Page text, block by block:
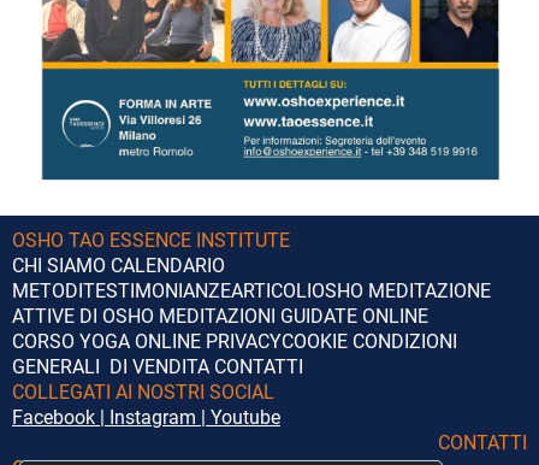
OSHO TAO ESSENCE INSTITUTE
CHI SIAMO CALENDARIO
METODI TESTIMONIANZEARTICOLI OSHO MEDITAZIONE
ATTIVE DI OSHO MEDITAZIONI GUIDATE ONLINE
CORSO YOGA ONLINE PRIVACYCOOKIE CONDIZIONI
GENERALI DI VENDITA CONTATTI
COLLEGATI AI NOSTRI SOCIAL
Facebook
Instagram
Youtube
CONTATTI